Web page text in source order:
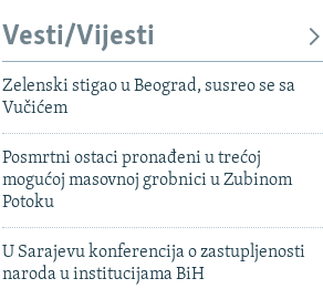
Vesti/Vijesti
Zelenski stigao u Beograd, susreo se sa
Vučićem
Posmrtni ostaci pronađeni u trećoj
mogućoj masovnoj grobnici u Zubinom
Potoku
U Sarajevu konferencija o zastupljenosti
naroda u institucijama BiH